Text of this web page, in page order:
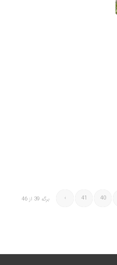
برگه 39 از 46 40
41
›